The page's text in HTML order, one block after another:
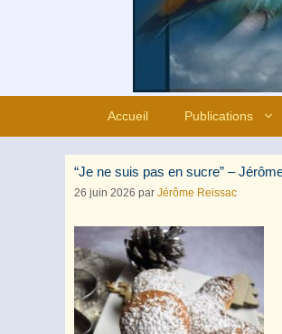
Accueil Publications
“Je ne suis pas en sucre” –
26 juin 2026 par Jérôme Reissac